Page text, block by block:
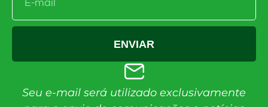
ENVIAR
Seu e-mail será utilizado exclusivamente